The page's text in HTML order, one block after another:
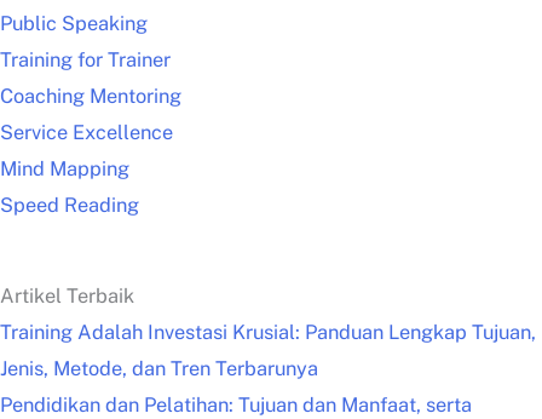
Public Speaking
Training for Trainer
Coaching Mentoring
Service Excellence
Mind Mapping
Speed Reading
Artikel Terbaik
Training Adalah Investasi Krusial: Panduan Lengkap Tujuan,
Jenis, Metode, dan Tren Terbarunya
Pendidikan dan Pelatihan: Tujuan dan Manfaat, serta